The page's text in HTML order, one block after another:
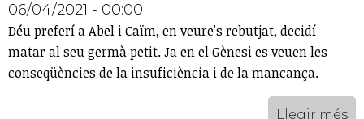
06/04/2021 - 00:00
Déu preferí a Abel i Caïm, en veure's rebutjat, decidí
matar al seu germà petit. Ja en el Gènesi es veuen les
conseqüències de la insuficiència i de la mancança.
Llegir més